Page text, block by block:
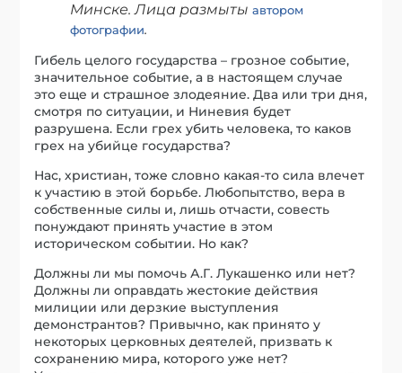
Минске. Лица размытыавтором
фотографии.
Гибель целого государства – грозное событие,
значительное событие, а в настоящем случае
это еще и страшное злодеяние. Два или три дня,
смотря по ситуации, и Ниневия будет
разрушена. Если грех убить человека, то каков
грех на убийце государства?
Нас, христиан, тоже словно какая-то сила влечет
к участию в этой борьбе. Любопытство, вера в
собственные силы и, лишь отчасти, совесть
понуждают принять участие в этом
историческом событии. Но как?
Должны ли мы помочь А.Г. Лукашенко или нет?
Должны ли оправдать жестокие действия
милиции или дерзкие выступления
демонстрантов? Привычно, как принято у
некоторых церковных деятелей, призвать к
сохранению мира, которого уже нет?